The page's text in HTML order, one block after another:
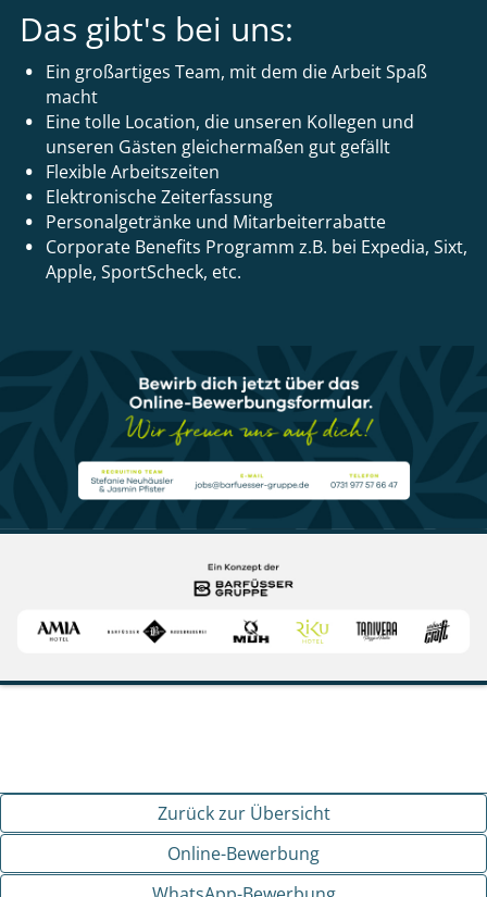
Das gibt's bei uns:
Ein großartiges Team, mit dem die Arbeit Spaß
macht
Eine tolle Location, die unseren Kollegen und
unseren Gästen gleichermaßen gut gefällt
Flexible Arbeitszeiten
Elektronische Zeiterfassung
Personalgetränke und Mitarbeiterrabatte
Corporate Benefits Programm z.B. bei Expedia, Sixt,
Apple, SportScheck, etc.
Zurück zur Übersicht
Online-Bewerbung